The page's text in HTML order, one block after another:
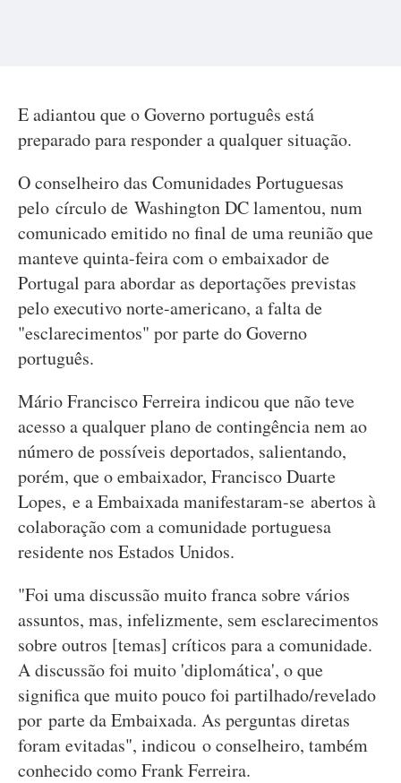
E adiantou que o Governo português está
preparado para responder a qualquer situação.
O conselheiro das Comunidades Portuguesas
pelo círculo de Washington DC lamentou, num
comunicado emitido no final de uma reunião que
manteve quinta-feira com o embaixador de
Portugal para abordar as deportações previstas
pelo executivo norte-americano, a falta de
"esclarecimentos" por parte do Governo
português.
Mário Francisco Ferreira indicou que não teve
acesso a qualquer plano de contingência nem ao
número de possíveis deportados, salientando,
porém, que o embaixador, Francisco Duarte
Lopes, e a Embaixada manifestaram-se abertos à
colaboração com a comunidade portuguesa
residente nos Estados Unidos.
"Foi uma discussão muito franca sobre vários
assuntos, mas, infelizmente, sem esclarecimentos
sobre outros [temas] críticos para a comunidade.
A discussão foi muito 'diplomática', o que
significa que muito pouco foi partilhado/revelado
por parte da Embaixada. As perguntas diretas
foram evitadas", indicou o conselheiro, também
conhecido como Frank Ferreira.